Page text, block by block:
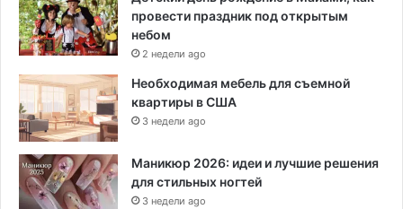
провести праздник под открытым
небом
2 недели ago
Необходимая мебель для съемной
квартиры в США
3 недели ago
Маникюр 2026: идеи и лучшие решения
для стильных ногтей
3 недели ago